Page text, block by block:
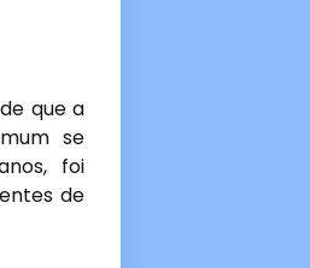
que a
se
foi
de